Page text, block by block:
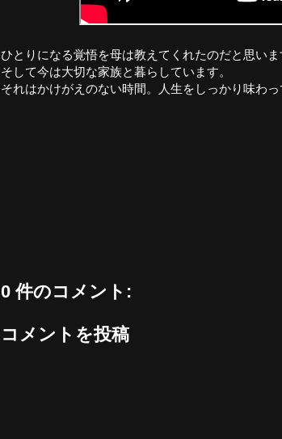
ひとりになる覚悟を母は教えてくれたのだと思いま
そして今は大切な家族と暮らしています。
それはかけがえのない時間。人生をしっかり味わっ
0 件のコメント:
コメントを投稿